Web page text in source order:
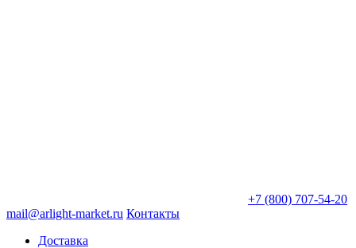
+7 (800) 707-54-20
mail@arlight-market.ru Контакты
Доставка